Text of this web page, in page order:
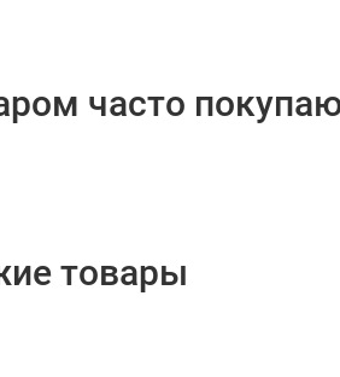
часто
товары